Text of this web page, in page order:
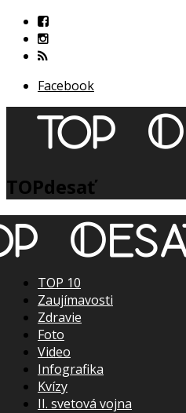
Facebook
TOPdesať
TOP 10
Zaujímavosti
Zdravie
Foto
Video
Infografika
Kvízy
II. svetová vojna